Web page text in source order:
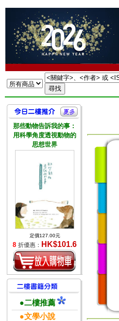
那些動物告訴我的事：
用科學角度透視動物的
思想世界
定價127.00元
8 折優惠： HK$101.6
●二樓推薦
●文學小說